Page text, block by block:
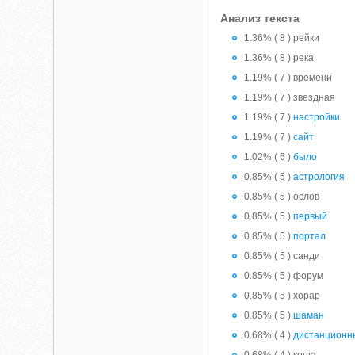
Анализ текста
1.36% ( 8 ) рейки
1.36% ( 8 ) река
1.19% ( 7 ) времени
1.19% ( 7 ) звездная
1.19% ( 7 )настройки
1.19% ( 7 )сайт
1.02% ( 6 )было
0.85% ( 5 )астрология
0.85% ( 5 ) ослов
0.85% ( 5 )первый
0.85% ( 5 )портал
0.85% ( 5 ) санди
0.85% ( 5 ) форум
0.85% ( 5 ) хорар
0.85% ( 5 )шаман
0.68% ( 4 )